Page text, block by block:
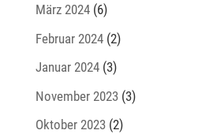
März 2024(6)
Februar 2024(2)
Januar 2024(3)
November 2023(3)
Oktober 2023(2)